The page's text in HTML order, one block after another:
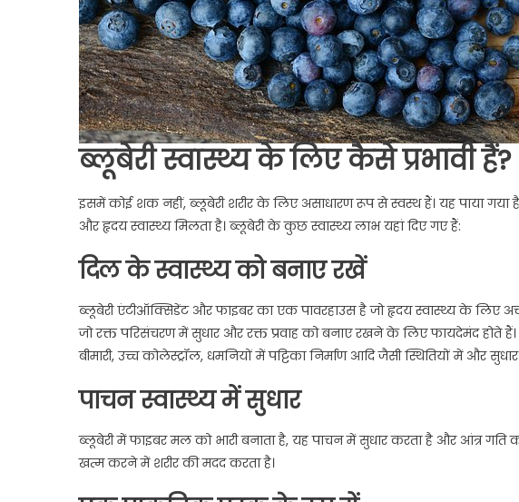
ब्लूबेरी स्वास्थ्य के लिए कैसे प्रभावी हैं?
इसमें कोई शक नहीं, ब्लूबेरी शरीर के लिए असाधारण रूप से स्वस्थ हैं। यह पाया
और हृदय स्वास्थ्य मिलता है। ब्लूबेरी के कुछ स्वास्थ्य लाभ यहां दिए गए हैं:
दिल के स्वास्थ्य को बनाए रखें
ब्लूबेरी एंटीऑक्सिडेंट और फाइबर का एक पावरहाउस है जो हृदय स्वास्थ्य के लिए
जो रक्त परिसंचरण में सुधार और रक्त प्रवाह को बनाए रखने के लिए फायदेमंद होते
बीमारी, उच्च कोलेस्ट्रॉल, धमनियों में पट्टिका निर्माण आदि जैसी स्थितियों में और
पाचन स्वास्थ्य में सुधार
ब्लूबेरी में फाइबर मल को भारी बनाता है, यह पाचन में सुधार करता है और आंत्र गति को
खत्म करने में शरीर की मदद करता है।